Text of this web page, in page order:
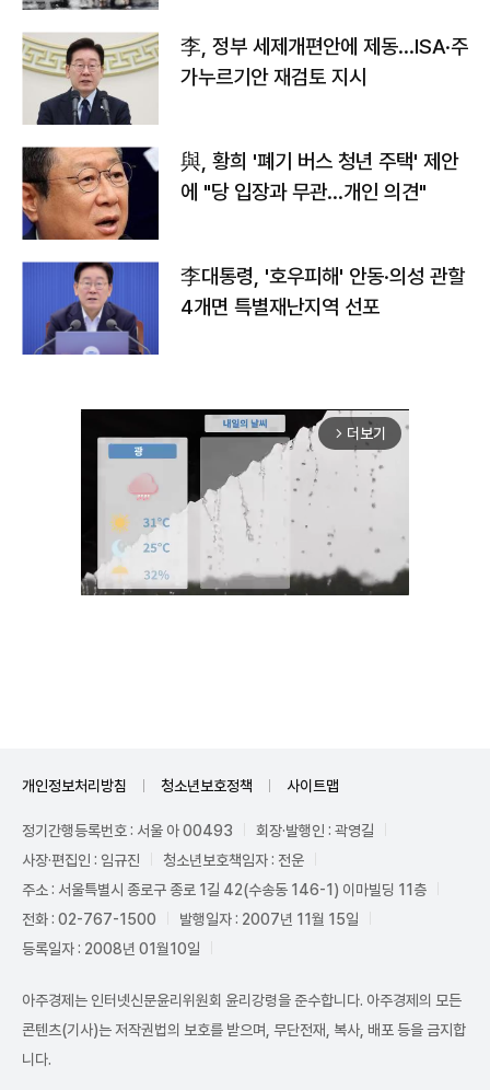
李, 정부 세제개편안에 제동…ISA·주
가누르기안 재검토 지시
與, 황희 '폐기 버스 청년 주택' 제안
에 "당 입장과 무관…개인 의견"
李대통령, '호우피해' 안동·의성 관할
4개면 특별재난지역 선포
arrow_forward_ios 더보기
개인정보처리방침 청소년보호정책 사이트맵
정기간행등록번호 : 서울 아 00493
회장·발행인 : 곽영길
사장·편집인 : 임규진
청소년보호책임자 : 전운
주소 : 서울특별시 종로구 종로 1길 42(수송동 146-1) 이마빌딩 11층
전화 : 02-767-1500
발행일자 : 2007년 11월 15일
등록일자 : 2008년 01월10일
아주경제는 인터넷신문윤리위원회 윤리강령을 준수합니다. 아주경제의 모든
콘텐츠(기사)는 저작권법의 보호를 받으며, 무단전재, 복사, 배포 등을 금지합
니다.